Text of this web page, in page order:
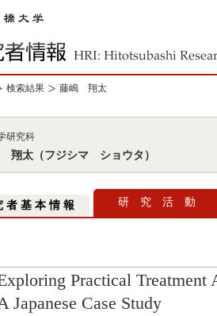
検索結果 藤嶋 翔太
研究科
翔太（フジシマ ショウタ）
者 基 本 情 報 研 究 活 動
Practical Treatment
Japanese Case Study